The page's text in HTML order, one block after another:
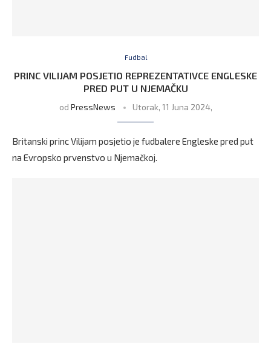
Fudbal
PRINC VILIJAM POSJETIO REPREZENTATIVCE ENGLESKE
PRED PUT U NJEMAČKU
od PressNews Utorak, 11 Juna 2024,
Britanski princ Vilijam posjetio je fudbalere Engleske pred put
na Evropsko prvenstvo u Njemačkoj.